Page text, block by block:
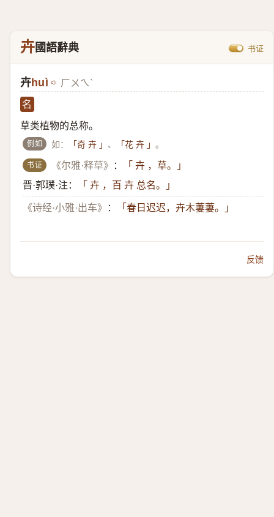
卉國語辭典 书证
卉huì ㄏㄨㄟˋ
名
草类植物的总称。
例如 如： 「奇 卉 」 、 「花 卉 」。
书证 《尔雅·释草》 ：
「 卉 ，草。」
晋·郭璞·注：
「 卉 ，百 卉 总名。」
《诗经·小雅·出车》 ： 「春日迟迟，卉木萋萋。」
反馈